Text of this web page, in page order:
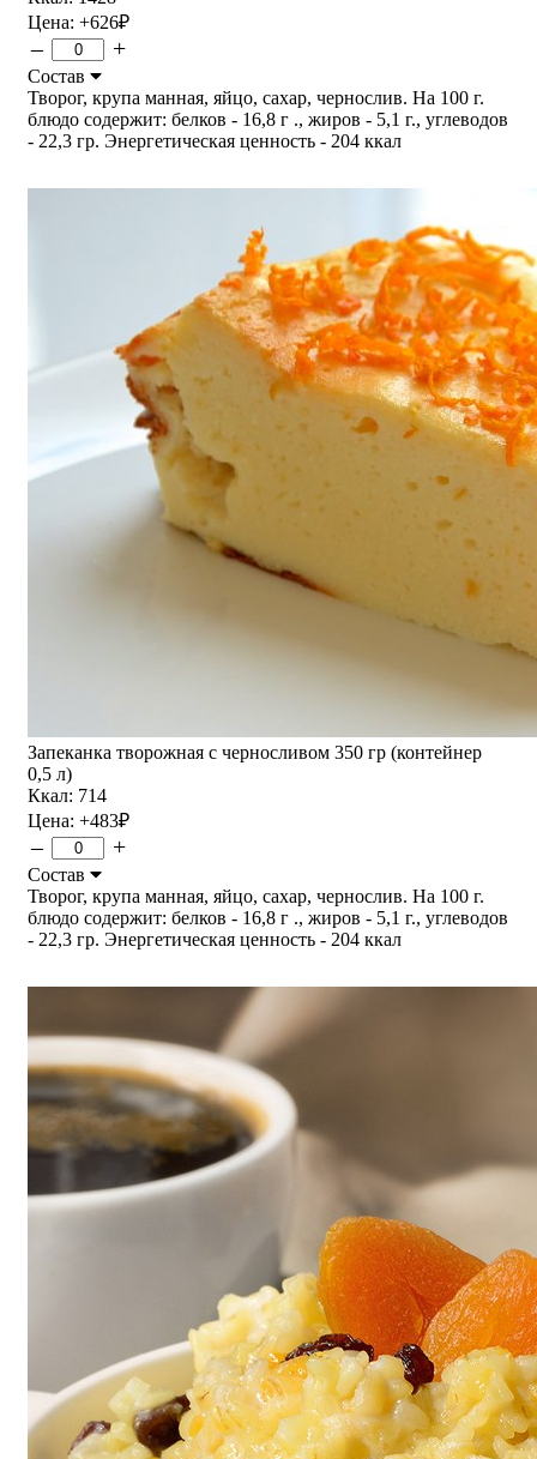
Цена: +626₽
– +
Состав
Творог, крупа манная, яйцо, сахар, чернослив. На 100 г.
блюдо содержит: белков - 16,8 г ., жиров - 5,1 г., углеводов
- 22,3 гр. Энергетическая ценность - 204 ккал
Запеканка творожная с черносливом 350 гр (контейнер
0,5 л)
Ккал: 714
Цена: +483₽
– +
Состав
Творог, крупа манная, яйцо, сахар, чернослив. На 100 г.
блюдо содержит: белков - 16,8 г ., жиров - 5,1 г., углеводов
- 22,3 гр. Энергетическая ценность - 204 ккал